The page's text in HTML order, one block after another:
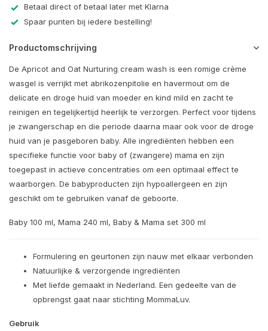
Betaal direct of betaal later met Klarna
Spaar punten bij iedere bestelling!
Productomschrijving
De Apricot and Oat Nurturing cream wash is een romige crème
wasgel is verrijkt met abrikozenpitolie en havermout om de
delicate en droge huid van moeder en kind mild en zacht te
reinigen en tegelijkertijd heerlijk te verzorgen. Perfect voor tijdens
je zwangerschap en die periode daarna maar ook voor de droge
huid van je pasgeboren baby. Alle ingrediënten hebben een
specifieke functie voor baby of (zwangere) mama en zijn
toegepast in actieve concentraties om een optimaal effect te
waarborgen. De babyproducten zijn hypoallergeen en zijn
geschikt om te gebruiken vanaf de geboorte.
Baby 100 ml, Mama 240 ml, Baby & Mama set 300 ml
Formulering en geurtonen zijn nauw met elkaar verbonden
Natuurlijke & verzorgende ingrediënten
Met liefde gemaakt in Nederland. Een gedeelte van de
opbrengst gaat naar stichting MommaLuv.
Gebruik